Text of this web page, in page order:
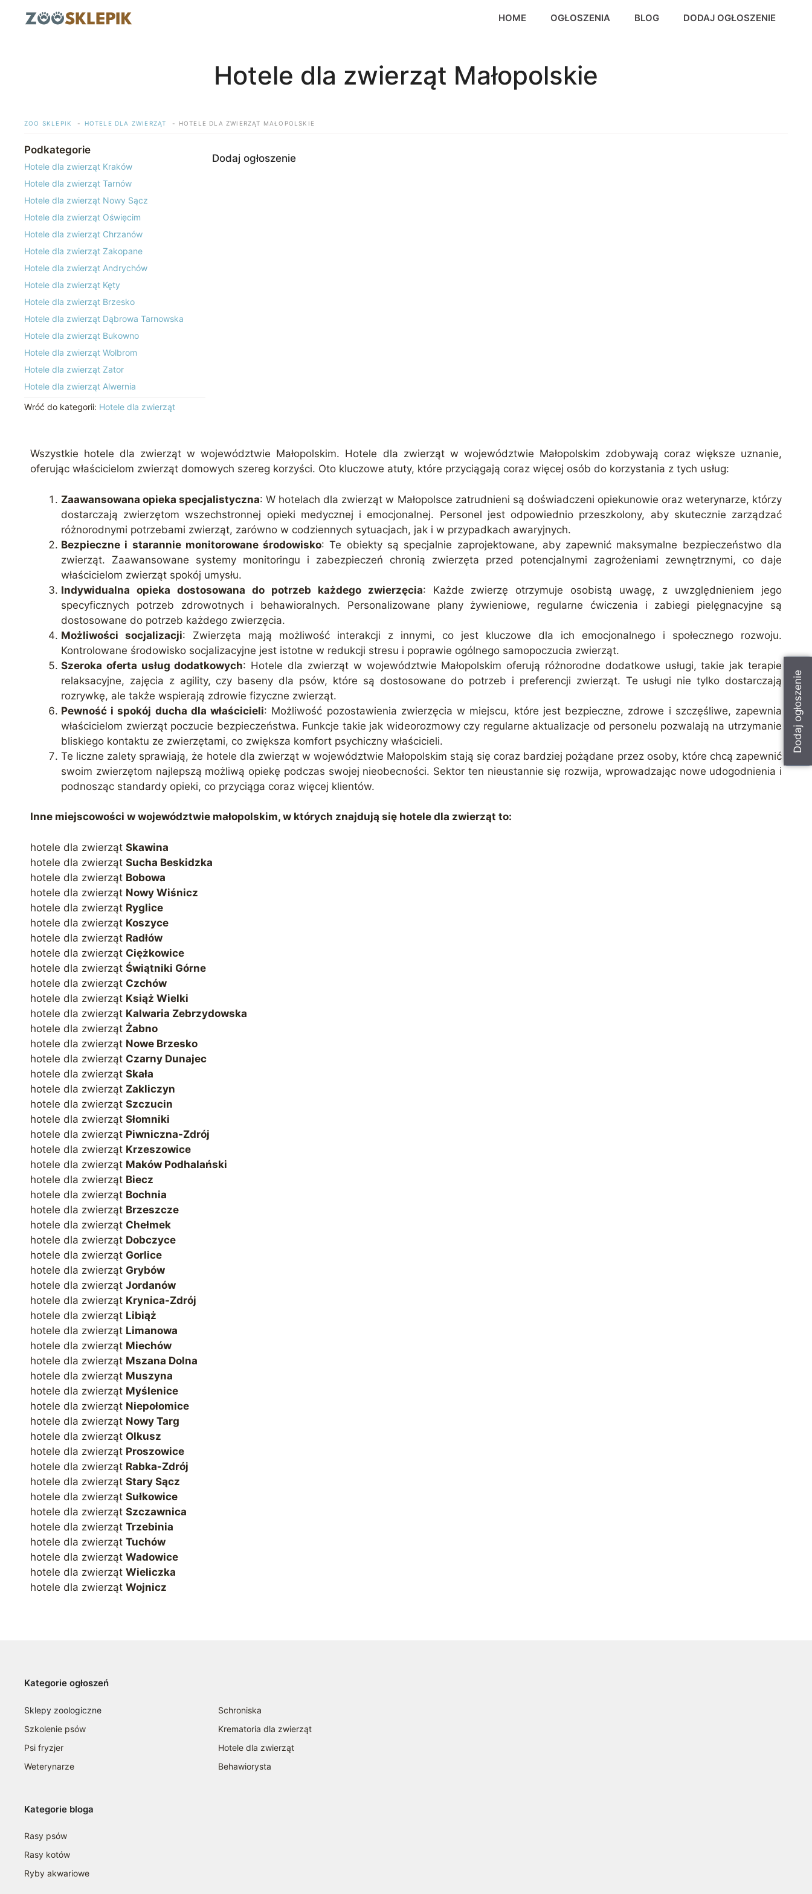
HOME OGŁOSZENIA BLOG DODAJ OGŁOSZENIE
Hotele dla zwierząt Małopolskie
ZOO SKLEPIK HOTELE DLA ZWIERZĄT HOTELE DLA ZWIERZĄT MAŁOPOLSKIE
Podkategorie
Hotele dla zwierząt Kraków
Hotele dla zwierząt Tarnów
Hotele dla zwierząt Nowy Sącz
Hotele dla zwierząt Oświęcim
Hotele dla zwierząt Chrzanów
Hotele dla zwierząt Zakopane
Hotele dla zwierząt Andrychów
Hotele dla zwierząt Kęty
Hotele dla zwierząt Brzesko
Hotele dla zwierząt Dąbrowa Tarnowska
Hotele dla zwierząt Bukowno
Hotele dla zwierząt Wolbrom
Hotele dla zwierząt Zator
Hotele dla zwierząt Alwernia
Wróć do kategorii: Hotele dla zwierząt
Dodaj ogłoszenie
Dodaj ogłoszenie
Wszystkie hotele dla zwierząt w województwie Małopolskim. Hotele dla zwierząt w województwie Małopolskim zdobywają coraz większe uznanie,
oferując właścicielom zwierząt domowych szereg korzyści. Oto kluczowe atuty, które przyciągają coraz więcej osób do korzystania z tych usług:
Zaawansowana opieka specjalistyczna: W hotelach dla zwierząt w Małopolsce zatrudnieni są doświadczeni opiekunowie oraz weterynarze, którzy
dostarczają zwierzętom wszechstronnej opieki medycznej i emocjonalnej. Personel jest odpowiednio przeszkolony, aby skutecznie zarządzać
różnorodnymi potrzebami zwierząt, zarówno w codziennych sytuacjach, jak i w przypadkach awaryjnych.
Bezpieczne i starannie monitorowane środowisko: Te obiekty są specjalnie zaprojektowane, aby zapewnić maksymalne bezpieczeństwo dla
zwierząt. Zaawansowane systemy monitoringu i zabezpieczeń chronią zwierzęta przed potencjalnymi zagrożeniami zewnętrznymi, co daje
właścicielom zwierząt spokój umysłu.
Indywidualna opieka dostosowana do potrzeb każdego zwierzęcia: Każde zwierzę otrzymuje osobistą uwagę, z uwzględnieniem jego
specyficznych potrzeb zdrowotnych i behawioralnych. Personalizowane plany żywieniowe, regularne ćwiczenia i zabiegi pielęgnacyjne są
dostosowane do potrzeb każdego zwierzęcia.
Możliwości socjalizacji: Zwierzęta mają możliwość interakcji z innymi, co jest kluczowe dla ich emocjonalnego i społecznego rozwoju.
Kontrolowane środowisko socjalizacyjne jest istotne w redukcji stresu i poprawie ogólnego samopoczucia zwierząt.
Szeroka oferta usług dodatkowych: Hotele dla zwierząt w województwie Małopolskim oferują różnorodne dodatkowe usługi, takie jak terapie
relaksacyjne, zajęcia z agility, czy baseny dla psów, które są dostosowane do potrzeb i preferencji zwierząt. Te usługi nie tylko dostarczają
rozrywkę, ale także wspierają zdrowie fizyczne zwierząt.
Pewność i spokój ducha dla właścicieli: Możliwość pozostawienia zwierzęcia w miejscu, które jest bezpieczne, zdrowe i szczęśliwe, zapewnia
właścicielom zwierząt poczucie bezpieczeństwa. Funkcje takie jak wideorozmowy czy regularne aktualizacje od personelu pozwalają na utrzymanie
bliskiego kontaktu ze zwierzętami, co zwiększa komfort psychiczny właścicieli.
Te liczne zalety sprawiają, że hotele dla zwierząt w województwie Małopolskim stają się coraz bardziej pożądane przez osoby, które chcą zapewnić
swoim zwierzętom najlepszą możliwą opiekę podczas swojej nieobecności. Sektor ten nieustannie się rozwija, wprowadzając nowe udogodnienia i
podnosząc standardy opieki, co przyciąga coraz więcej klientów.
Inne miejscowości w województwie małopolskim, w których znajdują się hotele dla zwierząt to:
hotele dla zwierząt Skawina
hotele dla zwierząt Sucha Beskidzka
hotele dla zwierząt Bobowa
hotele dla zwierząt Nowy Wiśnicz
hotele dla zwierząt Ryglice
hotele dla zwierząt Koszyce
hotele dla zwierząt Radłów
hotele dla zwierząt Ciężkowice
hotele dla zwierząt Świątniki Górne
hotele dla zwierząt Czchów
hotele dla zwierząt Książ Wielki
hotele dla zwierząt Kalwaria Zebrzydowska
hotele dla zwierząt Żabno
hotele dla zwierząt Nowe Brzesko
hotele dla zwierząt Czarny Dunajec
hotele dla zwierząt Skała
hotele dla zwierząt Zakliczyn
hotele dla zwierząt Szczucin
hotele dla zwierząt Słomniki
hotele dla zwierząt Piwniczna-Zdrój
hotele dla zwierząt Krzeszowice
hotele dla zwierząt Maków Podhalański
hotele dla zwierząt Biecz
hotele dla zwierząt Bochnia
hotele dla zwierząt Brzeszcze
hotele dla zwierząt Chełmek
hotele dla zwierząt Dobczyce
hotele dla zwierząt Gorlice
hotele dla zwierząt Grybów
hotele dla zwierząt Jordanów
hotele dla zwierząt Krynica-Zdrój
hotele dla zwierząt Libiąż
hotele dla zwierząt Limanowa
hotele dla zwierząt Miechów
hotele dla zwierząt Mszana Dolna
hotele dla zwierząt Muszyna
hotele dla zwierząt Myślenice
hotele dla zwierząt Niepołomice
hotele dla zwierząt Nowy Targ
hotele dla zwierząt Olkusz
hotele dla zwierząt Proszowice
hotele dla zwierząt Rabka-Zdrój
hotele dla zwierząt Stary Sącz
hotele dla zwierząt Sułkowice
hotele dla zwierząt Szczawnica
hotele dla zwierząt Trzebinia
hotele dla zwierząt Tuchów
hotele dla zwierząt Wadowice
hotele dla zwierząt Wieliczka
hotele dla zwierząt Wojnicz
Kategorie ogłoszeń
Sklepy zoologiczne
Szkolenie psów
Psi fryzjer
Weterynarze
Schroniska
Krematoria dla zwierząt
Hotele dla zwierząt
Behawiorysta
Kategorie bloga
Rasy psów
Rasy kotów
Ryby akwariowe